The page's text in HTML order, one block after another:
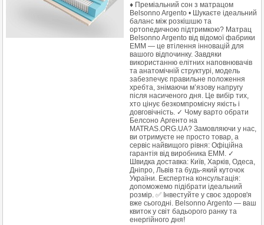
♦ Преміальний сон з матрацом
Belsonno Argento • Шукаєте ідеальний
баланс між розкішшю та
ортопедичною підтримкою? Матрац
Belsonno Argento від відомої фабрики
EMM — це втілення інновацій для
вашого відпочинку. Завдяки
використанню елітних наповнювачів
та анатомічній структурі, модель
забезпечує правильне положення
хребта, знімаючи м’язову напругу
після насиченого дня. Це вибір тих,
хто цінує безкомпромісну якість і
довговічність. ✓ Чому варто обрати
Белсоно Аргенто на
MATRAS.ORG.UA? Замовляючи у нас,
ви отримуєте не просто товар, а
сервіс найвищого рівня: Офіційна
гарантія від виробника EMM. ✓
Швидка доставка: Київ, Харків, Одеса,
Дніпро, Львів та будь-який куточок
України. Експертна консультація:
допоможемо підібрати ідеальний
розмір. ✅ Інвестуйте у своє здоров'я
вже сьогодні. Belsonno Argento — ваш
квиток у світ бадьорого ранку та
енергійного дня!